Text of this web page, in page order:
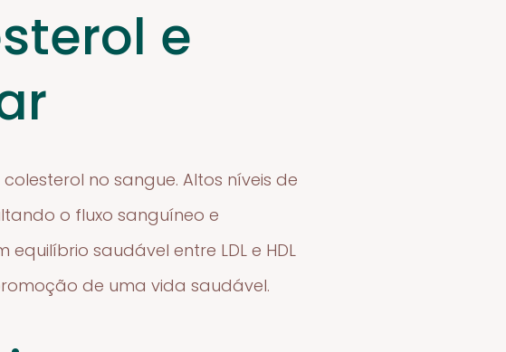
e
no sangue. Altos níveis de
o fluxo sanguíneo e
saudável entre LDL e HDL
de uma vida saudável.